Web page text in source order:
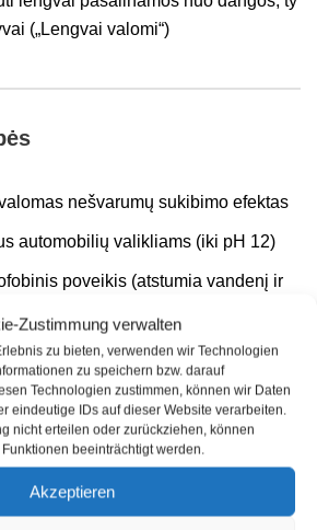
Zustimmung verwalten
zu bieten, verwenden wir Technologien
zu speichern bzw. darauf
Technologien zustimmen, können wir Daten
eindeutige IDs auf dieser Website verarbeiten.
nicht erteilen oder zurückziehen, können
beeinträchtigt werden.
Akzeptieren
(„Lengvai valomi“)
nešvarumų sukibimo efektas
automobilių valikliams (iki pH 12)
poveikis (atstumia vandenį ir
dilimui dėl SiO² nano
paukščių išmatos, vabzdžiai ir kiti
šalčiui / atsparus sūriam
(sluoksnio storis: 100-150 nm)